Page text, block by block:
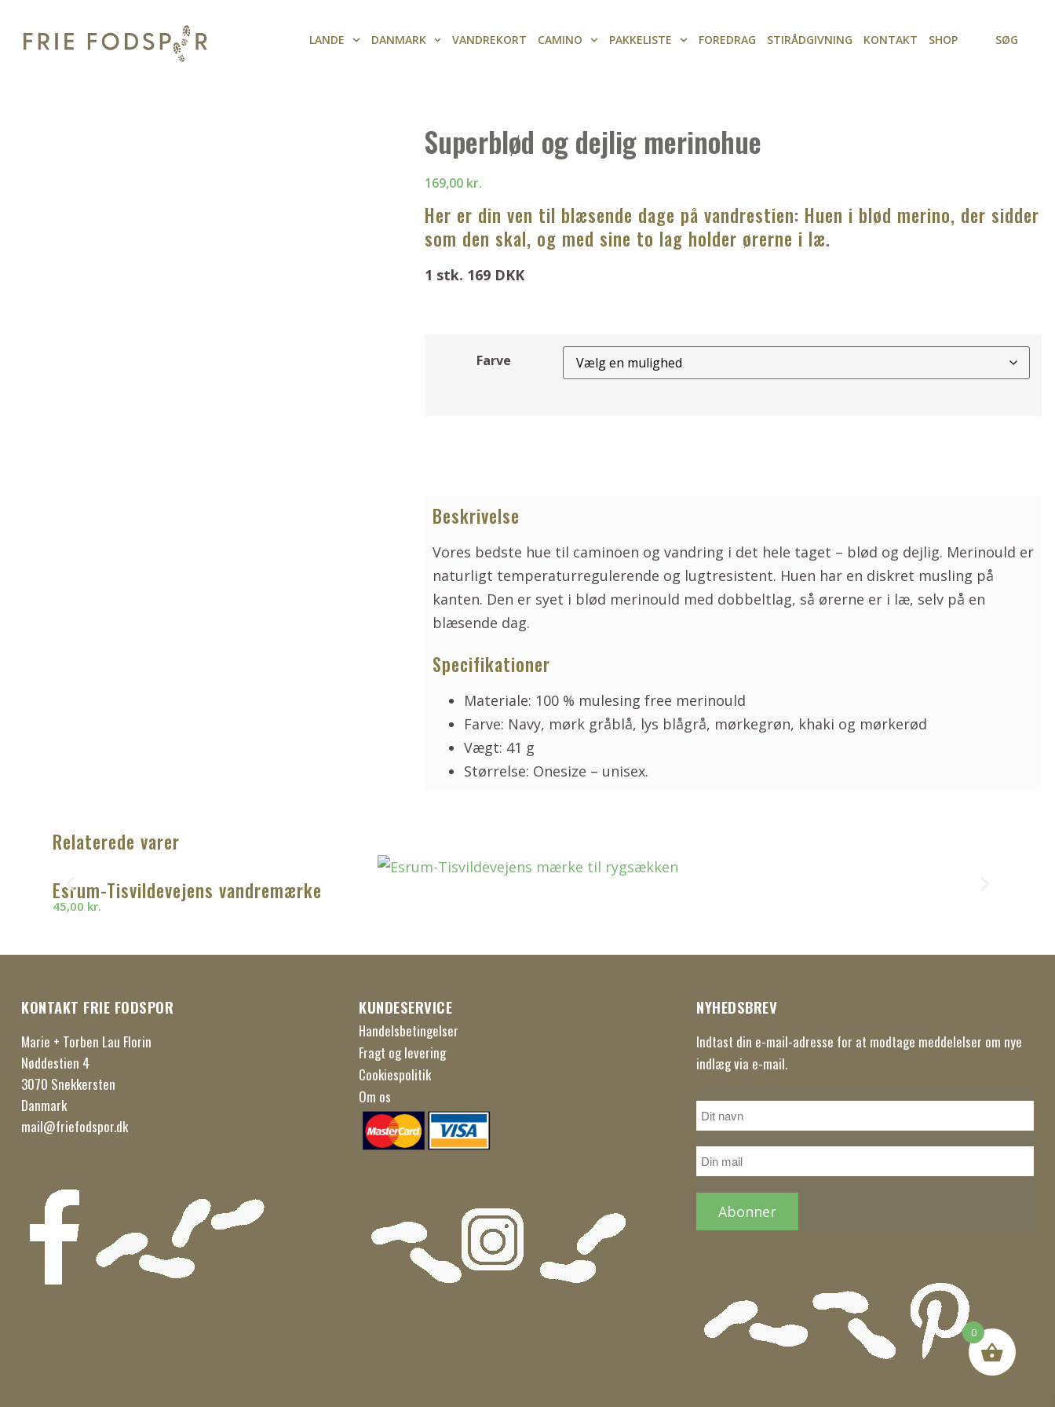
LANDE DANMARK VANDREKORT CAMINO PAKKELISTE FOREDRAG STIRÅDGIVNING KONTAKT SHOP SØG
Superblød og dejlig merinohue
169,00 kr.
Her er din ven til blæsende dage på vandrestien: Huen i blød merino, der sidder
som den skal, og med sine to lag holder ørerne i læ.
1 stk. 169 DKK
Farve
Beskrivelse
Vores bedste hue til caminoen og vandring i det hele taget – blød og dejlig. Merinould er
naturligt temperaturregulerende og lugtresistent. Huen har en diskret musling på
kanten. Den er syet i blød merinould med dobbeltlag, så ørerne er i læ, selv på en
blæsende dag.
Specifikationer
Materiale: 100 % mulesing free merinould
Farve: Navy, mørk gråblå, lys blågrå, mørkegrøn, khaki og mørkerød
Vægt: 41 g
Størrelse: Onesize – unisex.
Relaterede varer
Esrum-Tisvildevejens vandremærke
45,00 kr.
KONTAKT FRIE FODSPOR
Marie + Torben Lau Florin
Nøddestien 4
3070 Snekkersten
Danmark
mail@friefodspor.dk
KUNDESERVICE
Handelsbetingelser
Fragt og levering
Cookiespolitik
Om os
NYHEDSBREV
Indtast din e-mail-adresse for at modtage meddelelser om nye
indlæg via e-mail.
0